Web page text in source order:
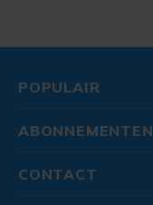
POPULAIR
ABONNEMENTEN
CONTACT